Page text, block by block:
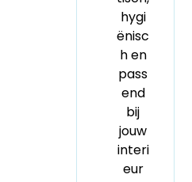
hygi
ënisc
h en
pass
end
bij
jouw
interi
eur